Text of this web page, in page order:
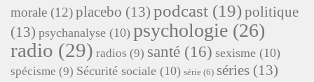
morale (12)placebo (13) podcast (19)politique
(13) psychanalyse (10) psychologie (26)
radio (29) radios (9) santé (16) sexisme (10)
spécisme (9) Sécurité sociale (10) série (6) séries (13)